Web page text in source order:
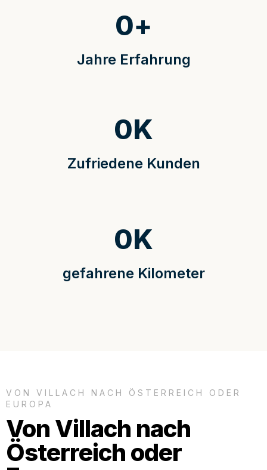
Jahre Erfahrung
0+
Zufriedene Kunden
0K
gefahrene Kilometer
0K
VON VILLACH NACH ÖSTERREICH ODER
EUROPA
Von Villach nach
Österreich oder